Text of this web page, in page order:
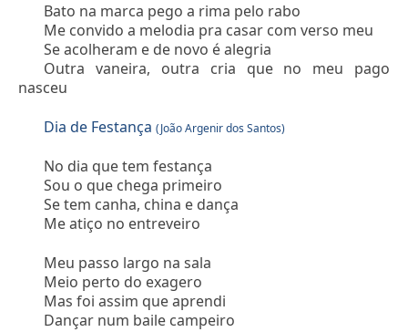
Bato na marca pego a rima pelo rabo
Me convido a melodia pra casar com verso meu
Se acolheram e de novo é alegria
Outra vaneira, outra cria que no meu pago
nasceu
Dia de Festança(João Argenir dos Santos)
No dia que tem festança
Sou o que chega primeiro
Se tem canha, china e dança
Me atiço no entreveiro
Meu passo largo na sala
Meio perto do exagero
Mas foi assim que aprendi
Dançar num baile campeiro